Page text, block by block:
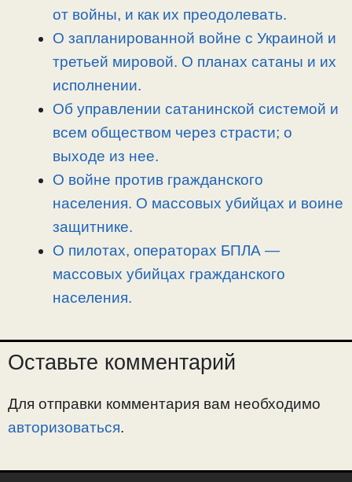
o
от войны, и как их преодолевать.
О запланированной войне с Украиной и
третьей мировой. О планах сатаны и их
исполнении.
Об управлении сатанинской системой и
всем обществом через страсти; о
выходе из нее.
О войне против гражданского
населения. О массовых убийцах и воине
защитнике.
О пилотах, операторах БПЛА —
массовых убийцах гражданского
населения.
Оставьте комментарий
Для отправки комментария вам необходимо
авторизоваться.